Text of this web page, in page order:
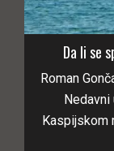
Da li se
Roman
Kaspijskom